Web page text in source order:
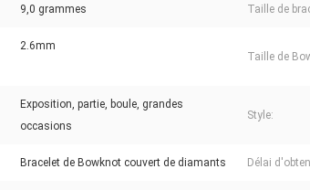
9,0 grammes Taille de
2.6mm
Taille de
Exposition, partie, boule, grandes
occasions
Style:
Bracelet de Bowknot couvert de diamants Délai